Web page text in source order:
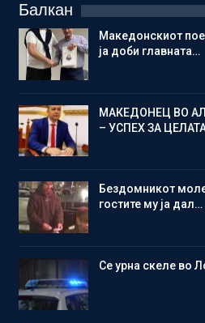
Балкан
Македонскиот
ја доби главната…
МАКЕДОНЕЦ ВО
– УСПЕХ ЗА
Бездомникот
гостите му ја дал…
Се урна скеле во